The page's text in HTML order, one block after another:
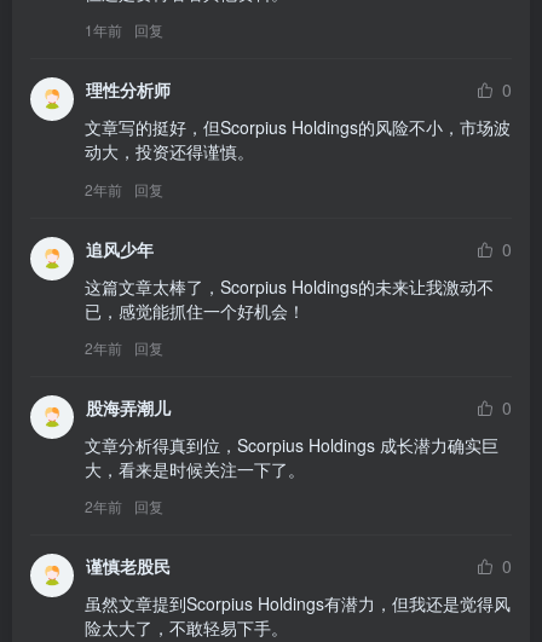
1年前 回复
理性分析师
0
文章写的挺好，但Scorpius Holdings的风险不小，市场波
动大，投资还得谨慎。
2年前 回复
追风少年
0
这篇文章太棒了，Scorpius Holdings的未来让我激动不
已，感觉能抓住一个好机会！
2年前 回复
股海弄潮儿
0
文章分析得真到位，Scorpius Holdings 成长潜力确实巨
大，看来是时候关注一下了。
2年前 回复
谨慎老股民
0
虽然文章提到Scorpius Holdings有潜力，但我还是觉得风
险太大了，不敢轻易下手。